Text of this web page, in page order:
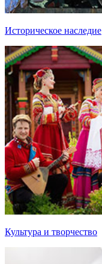
Историческое наследие
Культура и творчество